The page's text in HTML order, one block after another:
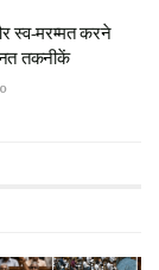
स्व-मरम्मत करने
तकनीकें
0